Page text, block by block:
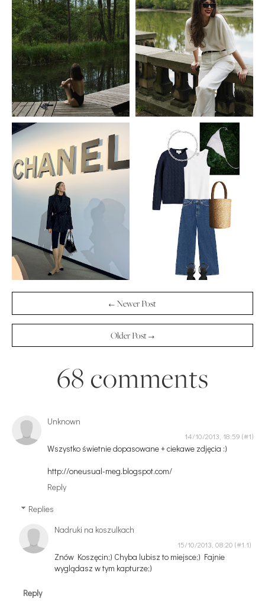
← Newer Post
Older Post →
68 comments
Unknown
14/10/2013, 18:59
Wszystko świetnie dopasowane + ciekawe zdjęcia :)
http://oneusual-meg.blogspot.com/
Reply
Replies
Nadruki na koszulkach
15/10/2013, 08:20
Znów Koszęcin;) Chyba lubisz to miejsce;) Fajnie
wyglądasz w tym kapturze;)
Reply